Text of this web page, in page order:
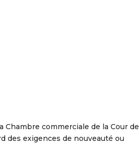
commerciale de la Cour de
des exigences de nouveauté ou